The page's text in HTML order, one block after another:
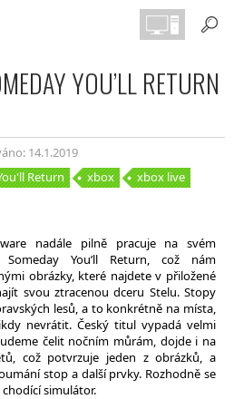
YOU’LL RETURN
14.1.2019
Return xbox
xbox live
nadále pilně pracuje na svém
You’ll Return, což nám
obrázky, které najdete v přiložené
svou ztracenou dceru Stelu. Stopy
lesů, a to konkrétně na místa,
nevrátit. Český titul vypadá velmi
čelit nočním můrám, dojde i na
což potvrzuje jeden z obrázků, a
stop a další prvky. Rozhodně se
simulátor.